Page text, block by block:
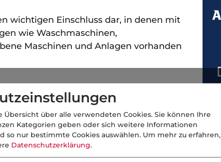
wichtigen Einschluss dar, in denen mit
wie Waschmaschinen,
Maschinen und Anlagen vorhanden
Übersicht über alle verwendeten Cookies. Sie können Ihre
Kategorien geben oder sich weitere Informationen
so nur bestimmte Cookies auswählen. Um mehr zu erfahren,
Datenschutzerklärung.